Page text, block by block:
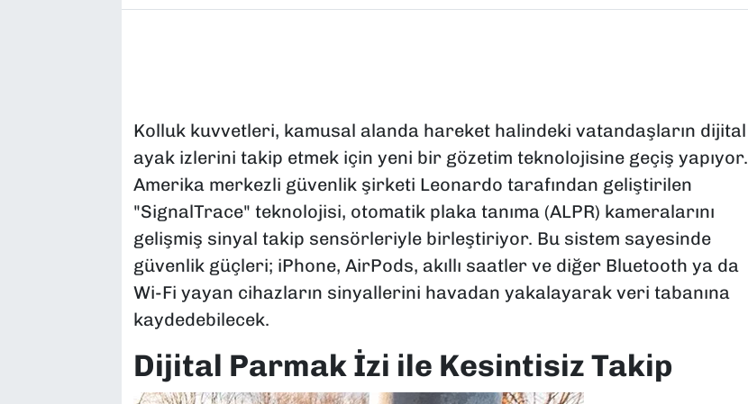
Kolluk kuvvetleri, kamusal alanda hareket halindeki vatandaşların dijital
ayak izlerini takip etmek için yeni bir gözetim teknolojisine geçiş yapıyor.
Amerika merkezli güvenlik şirketi Leonardo tarafından geliştirilen
"SignalTrace" teknolojisi, otomatik plaka tanıma (ALPR) kameralarını
gelişmiş sinyal takip sensörleriyle birleştiriyor. Bu sistem sayesinde
güvenlik güçleri; iPhone, AirPods, akıllı saatler ve diğer Bluetooth ya da
Wi-Fi yayan cihazların sinyallerini havadan yakalayarak veri tabanına
kaydedebilecek.
Dijital Parmak İzi ile Kesintisiz Takip